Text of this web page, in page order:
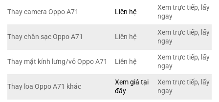
Thay camera Oppo A71 Liên hệ
Xem trực tiếp, lấy
ngay
Thay chân sạc Oppo A71 Liên hệ
Xem trực tiếp, lấy
ngay
Thay mặt kính lưng/vỏ Oppo A71 Liên hệ
Xem trực tiếp, lấy
ngay
Thay loa Oppo A71 khác
Xem giá tại
đây
Xem trực tiếp, lấy
ngay